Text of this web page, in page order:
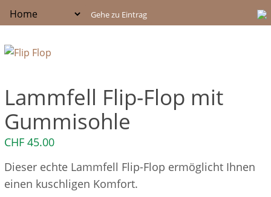
Lammfell Flip-Flop mit
Gummisohle
CHF 45.00
Dieser echte Lammfell Flip-Flop ermöglicht Ihnen
einen kuschligen Komfort.